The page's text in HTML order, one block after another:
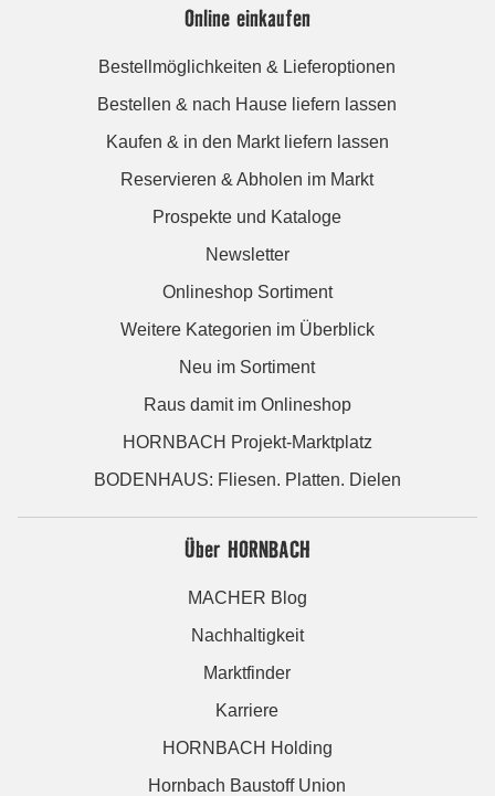
Online einkaufen
Bestellmöglichkeiten & Lieferoptionen
Bestellen & nach Hause liefern lassen
Kaufen & in den Markt liefern lassen
Reservieren & Abholen im Markt
Prospekte und Kataloge
Newsletter
Onlineshop Sortiment
Weitere Kategorien im Überblick
Neu im Sortiment
Raus damit im Onlineshop
HORNBACH Projekt-Marktplatz
BODENHAUS: Fliesen. Platten. Dielen
Über HORNBACH
MACHER Blog
Nachhaltigkeit
Marktfinder
Karriere
HORNBACH Holding
Hornbach Baustoff Union